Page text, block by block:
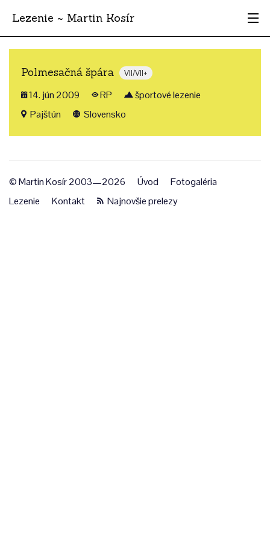
Lezenie ~ Martin Kosír
Najhodnotnejšie
Krajina
Štýl
Polmesačná špára VII/VII+
14. jún 2009 RP
športové lezenie
Pajštún
Slovensko
© Martin Kosír 2003—2026 Úvod
Fotogaléria
Lezenie
Kontakt Najnovšie prelezy